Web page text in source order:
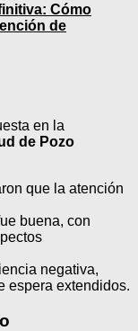
Cómo
de
en la
de Pozo
que la atención
buena, con
negativa,
espera extendidos.